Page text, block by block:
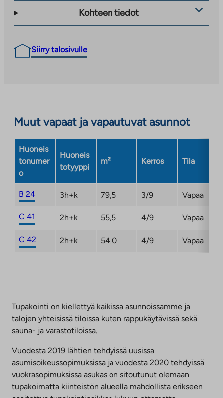
Kohteen tiedot
Siirry talosivulle
Muut vapaat ja vapautuvat asunnot
Huoneis
tonumer
o
Huoneis
totyyppi
m² Kerros Tila
B 24 3h+k 79,5 3/9 Vapaa
C 41 2h+k 55,5 4/9 Vapaa
C 42 2h+k 54,0 4/9 Vapaa
Tupakointi on kiellettyä kaikissa asunnoissamme ja
talojen yhteisissä tiloissa kuten rappukäytävissä sekä
sauna- ja varastotiloissa.
Vuodesta 2019 lähtien tehdyissä uusissa
asumisoikeussopimuksissa ja vuodesta 2020 tehdyissä
vuokrasopimuksissa asukas on sitoutunut olemaan
tupakoimatta kiinteistön alueella mahdollista erikseen